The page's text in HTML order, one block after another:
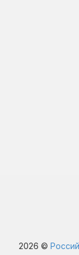
2026 ©